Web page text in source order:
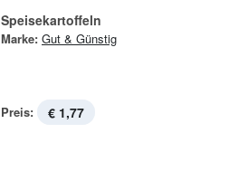
Speisekartoffeln
Marke: Gut & Günstig
Preis: € 1,77